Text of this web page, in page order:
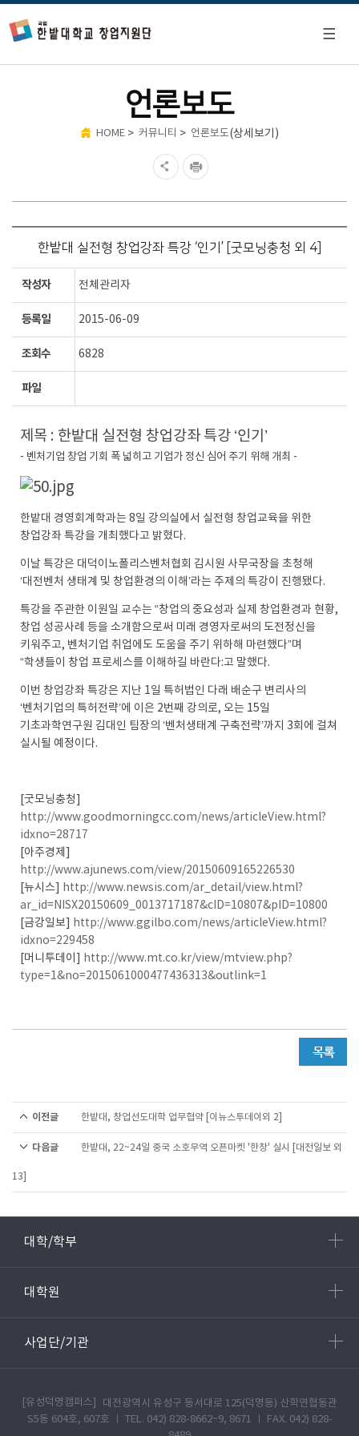
언론보도
HOME > 커뮤니티 > 언론보도(상세보기)
한밭대 실전형 창업강좌 특강 ‘인기’ [굿모닝충청 외 4]
작성자 전체관리자
등록일 2015-06-09
조회수 6828
파일
제목 : 한밭대 실전형 창업강좌 특강 ‘인기’
- 벤처기업 창업 기회 폭 넓히고 기업가 정신 심어 주기 위해 개최 -
한밭대 경영회계학과는 8일 강의실에서 실전형 창업교육을 위한
창업강좌 특강을 개최했다고 밝혔다.
이날 특강은 대덕이노폴리스벤처협회 김시원 사무국장을 초청해
‘대전벤처 생태계 및 창업환경의 이해’라는 주제의 특강이 진행됐다.
특강을 주관한 이원일 교수는 “창업의 중요성과 실제 창업환경과 현황,
창업 성공사례 등을 소개함으로써 미래 경영자로써의 도전정신을
키워주고, 벤처기업 취업에도 도움을 주기 위하해 마련했다”며
“학생들이 창업 프로세스를 이해하길 바란다:고 말했다.
이번 창업강좌 특강은 지난 1일 특허법인 다래 배순구 변리사의
‘벤처기업의 특허전략’에 이은 2번째 강의로, 오는 15일
기초과학연구원 김대인 팀장의 ‘벤처생태계 구축전략’까지 3회에 걸쳐
실시될 예정이다.
[굿모닝충청]
http://www.goodmorningcc.com/news/articleView.html?
idxno=28717
[아주경제]
http://www.ajunews.com/view/20150609165226530
[뉴시스]
http://www.newsis.com/ar_detail/view.html?
ar_id=NISX20150609_0013717187&cID=10807&pID=10800
[금강일보]
http://www.ggilbo.com/news/articleView.html?
idxno=229458
[머니투데이]
http://www.mt.co.kr/view/mtview.php?
type=1&no=2015061000477436313&outlink=1
이전글 한밭대, 창업선도대학 업무협약 [이뉴스투데이외 2]
다음글 한밭대, 22~24일 중국 소호무역 오픈마켓 '한창' 실시 [대전일보 외
13]
대학/학부
대학원
사업단/기관
[유성덕명캠퍼스]
대전광역시 유성구 동서대로 125(덕명동) 산학연협동관
S5동 604호, 607호 ㅣ TEL. 042) 828-8662~9, 8671 ㅣ FAX. 042) 828-